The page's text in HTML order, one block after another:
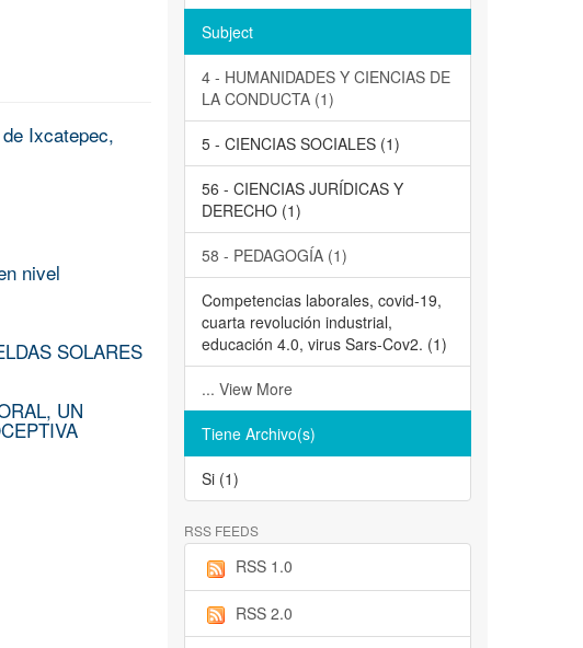
Ixcatepec,
nivel
SOLARES
UN
Subject
4 - HUMANIDADES Y CIENCIAS DE
LA CONDUCTA (1)
5 - CIENCIAS SOCIALES (1)
56 - CIENCIAS JURÍDICAS Y
DERECHO (1)
58 - PEDAGOGÍA (1)
Competencias laborales, covid-19,
cuarta revolución industrial,
educación 4.0, virus Sars-Cov2. (1)
... View More
Tiene Archivo(s)
Si (1)
RSS FEEDS
RSS 1.0
RSS 2.0